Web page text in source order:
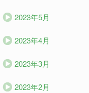
2023年5月
2023年4月
2023年3月
2023年2月